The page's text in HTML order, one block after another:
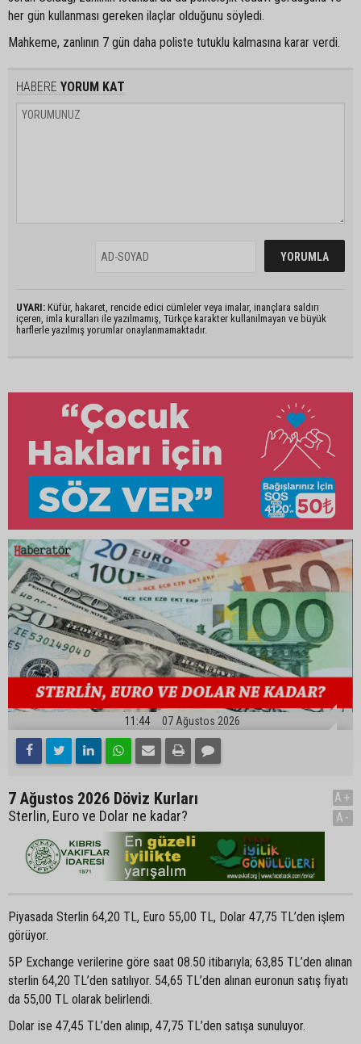
her gün kullanması gereken ilaçlar olduğunu söyledi.
Mahkeme, zanlının 7 gün daha poliste tutuklu kalmasına karar verdi.
HABERE YORUM KAT
UYARI: Küfür, hakaret, rencide edici cümleler veya imalar, inançlara saldırı
içeren, imla kuralları ile yazılmamış, Türkçe karakter kullanılmayan ve büyük
harflerle yazılmış yorumlar onaylanmamaktadır.
11:44 07 Ağustos 2026
7 Ağustos 2026 Döviz Kurları
Sterlin, Euro ve Dolar ne kadar?
A+
A-
Piyasada Sterlin 64,20 TL, Euro 55,00 TL, Dolar 47,75 TL’den işlem
görüyor.
5P Exchange verilerine göre saat 08.50 itibarıyla; 63,85 TL’den alınan
sterlin 64,20 TL’den satılıyor. 54,65 TL’den alınan euronun satış fiyatı
da 55,00 TL olarak belirlendi.
Dolar ise 47,45 TL’den alınıp, 47,75 TL’den satışa sunuluyor.